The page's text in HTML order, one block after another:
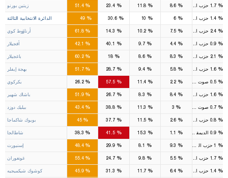
زيتين بورنو %
51.4 %
23.4 % % % حزب السعادة
الدائرة الانتخابية الثالثة %
49 %
30.6 % % % حزب السعادة
أرناؤوط كوي %
61.8 % % % % حزب السعادة
أفجيلار % % %
9.7 % % حزب السعادة
باغجيلار %
60.2 % %
8.6 % % حزب السعادة
بهجة إيفلر %
51.7 %
28.7 %
9.4 % % حزب السعادة
بكركوي %
26.2 %
57.5 % % % صوت الشعب
باشاك شهير %
51.9 %
26.7 % % % حزب السعادة
بيليك دوزد %
43.4 %
38.8 % % % صوت الشعب
بويوك شاكماجا %
45 %
37.7 % % % حزب السعادة
شاطالجا % %
41.5 % % % الديمقراطي
إسنيورت %
48.4 %
29.9 % % % حزب السعادة
غونغوران %
55.4 %
24.7 %
9.8 % % حزب السعادة
كوشوك شيكميجيه %
45.9 % % % % حزب السعادة